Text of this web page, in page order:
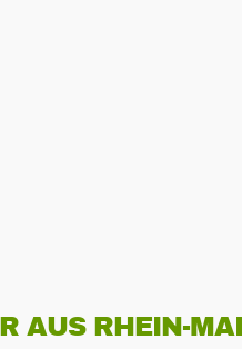
AUS RHEIN-